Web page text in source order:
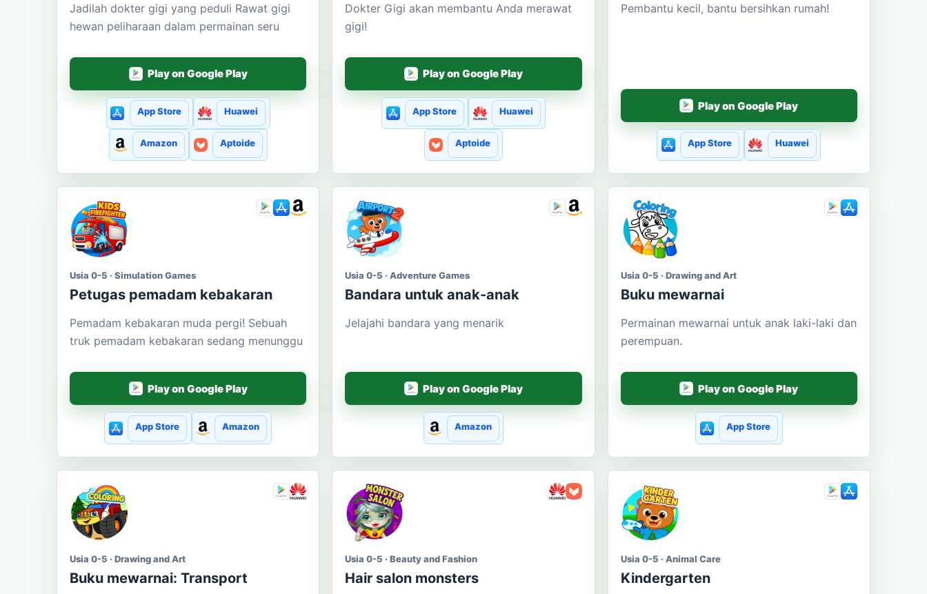
Jadilah dokter gigi yang peduli Rawat gigi
hewan peliharaan dalam permainan seru
Play on Google Play
App Store Huawei
Amazon Aptoide
Dokter Gigi akan membantu Anda merawat
gigi!
Play on Google Play
App Store Huawei
Aptoide
Pembantu kecil, bantu bersihkan rumah!
Play on Google Play
App Store Huawei
Usia 0-5 · Simulation Games
Petugas pemadam kebakaran
Pemadam kebakaran muda pergi! Sebuah
truk pemadam kebakaran sedang menunggu
Play on Google Play
App Store Amazon
Usia 0-5 · Adventure Games
Bandara untuk anak-anak
Jelajahi bandara yang menarik
Play on Google Play
Amazon
Usia 0-5 · Drawing and Art
Buku mewarnai
Permainan mewarnai untuk anak laki-laki dan
perempuan.
Play on Google Play
App Store
Usia 0-5 · Drawing and Art
Buku mewarnai: Transport
Usia 0-5 · Beauty and Fashion
Hair salon monsters
Usia 0-5 · Animal Care
Kindergarten